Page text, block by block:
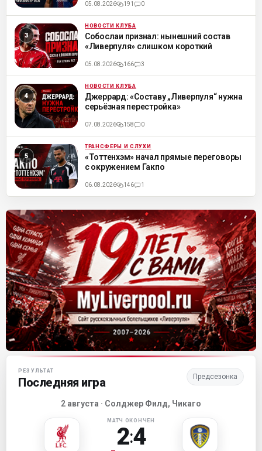
05.08.2026 191 0
ML НОВОСТИ КЛУБА
Собослаи признал: нынешний состав
«Ливерпуля» слишком короткий
05.08.2026 166 3
ML НОВОСТИ КЛУБА
Джеррард: «Составу „Ливерпуля“ нужна
серьёзная перестройка»
07.08.2026 158 0
ML ТРАНСФЕРЫ И СЛУХИ
«Тоттенхэм» начал прямые переговоры
с окружением Гакпо
06.08.2026 146 1
Матч-центр «Ливерпуля»
РЕЗУЛЬТАТ
Последняя игра Предсезонка
2 августа · Солджер Филд, Чикаго
МАТЧ ОКОНЧЕН
2:4